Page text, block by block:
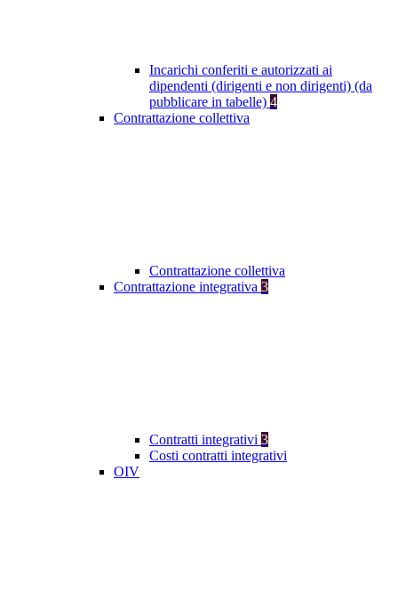
Incarichi conferiti e autorizzati ai
dipendenti (dirigenti e non dirigenti) (da
pubblicare in tabelle) 4
Contrattazione collettiva
Contrattazione collettiva
Contrattazione integrativa 3
Contratti integrativi 3
Costi contratti integrativi
OIV